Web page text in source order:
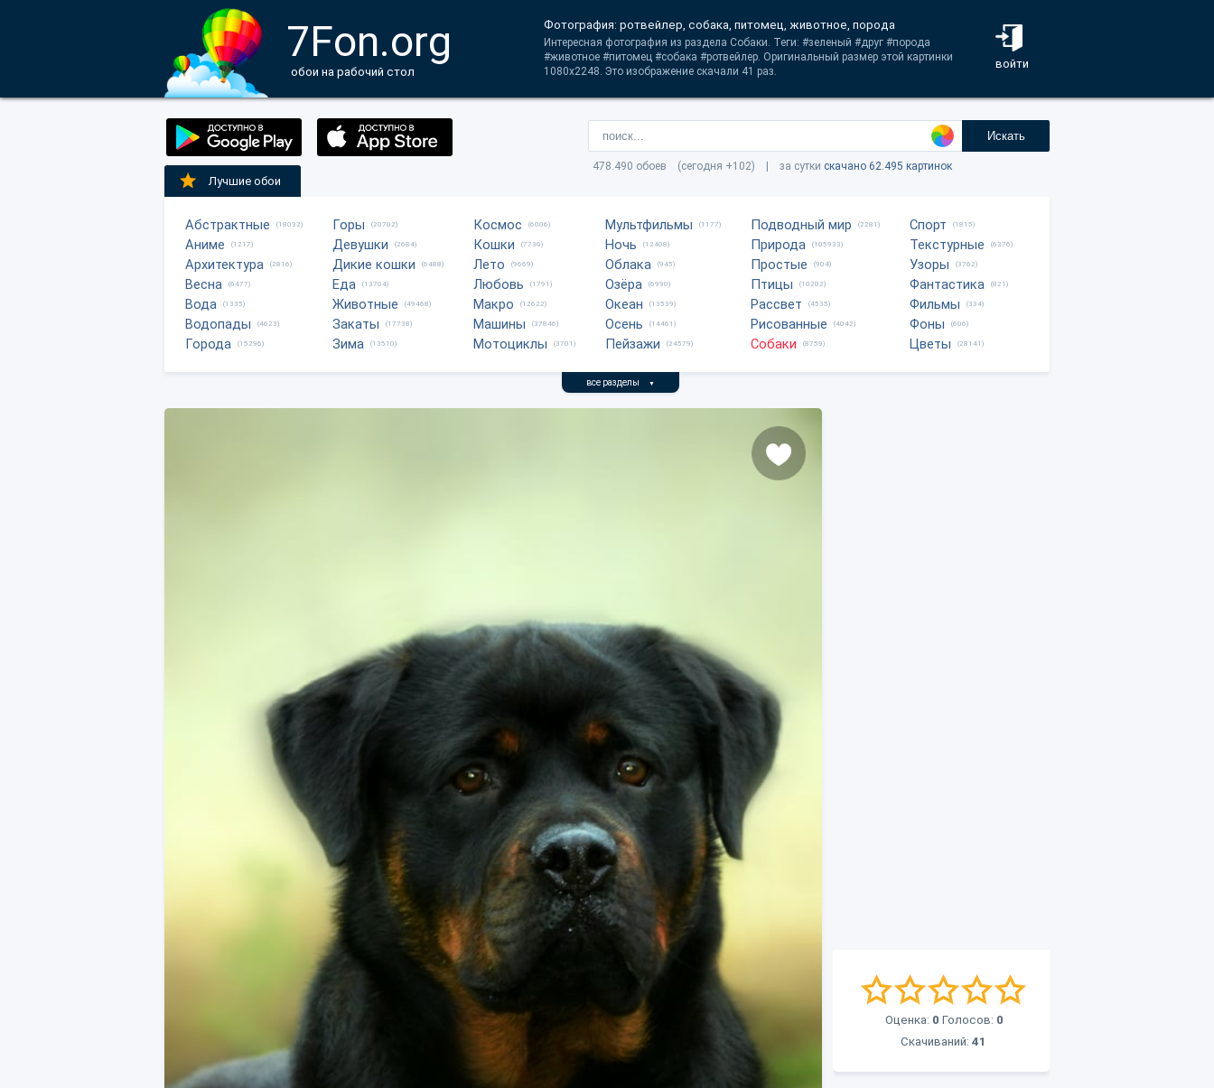
7Fon.org
обои на рабочий стол
войти
Фотография: ротвейлер, собака, питомец, животное, порода
Интересная фотография из раздела Собаки. Теги: #зеленый #друг #порода
#животное #питомец #собака #ротвейлер. Оригинальный размер этой картинки
1080x2248. Это изображение скачали 41 раз.
Искать
478.490 обоев (сегодня +102) | за сутки скачано 62.495 картинок
Лучшие обои
Абстрактные (18032)
Аниме (1217)
Архитектура (2816)
Весна (6477)
Вода (1335)
Водопады (4623)
Города (15296)
Горы (20702)
Девушки (2684)
Дикие кошки (6488)
Еда (13704)
Животные (49468)
Закаты (17738)
Зима (13510)
Космос (6006)
Кошки (7730)
Лето (9669)
Любовь (1791)
Макро (12622)
Машины (37846)
Мотоциклы (3701)
Мультфильмы (1177)
Ночь (12408)
Облака (945)
Озёра (6990)
Океан (13539)
Осень (14461)
Пейзажи (24579)
Подводный мир (2281)
Природа (105933)
Простые (904)
Птицы (10202)
Рассвет (4535)
Рисованные (4042)
Собаки (8759)
Спорт (1815)
Текстурные (6376)
Узоры (3762)
Фантастика (821)
Фильмы (334)
Фоны (606)
Цветы (28141)
все разделы ▼
Оценка: 0 Голосов: 0
Скачиваний: 41